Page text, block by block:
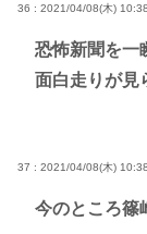
36 : 2021/04/08(木)
恐怖新聞を一
面白走りが見
37 : 2021/04/08(木)
今のところ篠